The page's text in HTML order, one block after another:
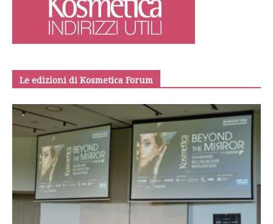
Le edizioni di Kosmetica Forum